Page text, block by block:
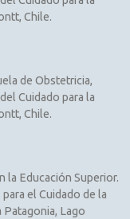
Chile.
de Obstetricia,
Cuidado para la
Chile.
la Educación Superior.
el Cuidado de la
Patagonia, Lago